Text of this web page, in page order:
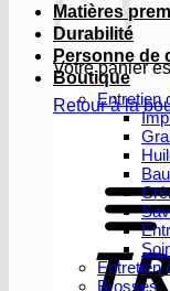
Votre panier
Retour à la
Matières
Durabilité
Personne de
Boutique
Entretien
Entretien
Brosses